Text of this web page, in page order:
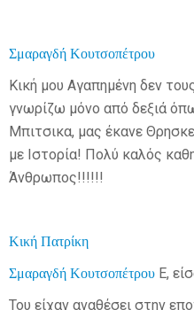
Σμαραγδή Κουτσοπέτρου
Κική μου Αγαπημένη δεν
γνωρίζω μόνο από δεξιά
Μπιτσικα, μας έκανε
με Ιστορία! Πολύ καλός
Άνθρωπος!!!!!!
Κική Πατρίκη
Σμαραγδή Κουτσοπέτρου Ε,
Του είχαν αναθέσει στην